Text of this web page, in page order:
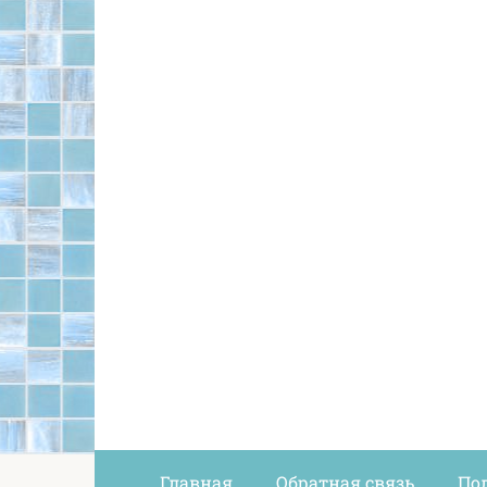
Главная Обратная связь